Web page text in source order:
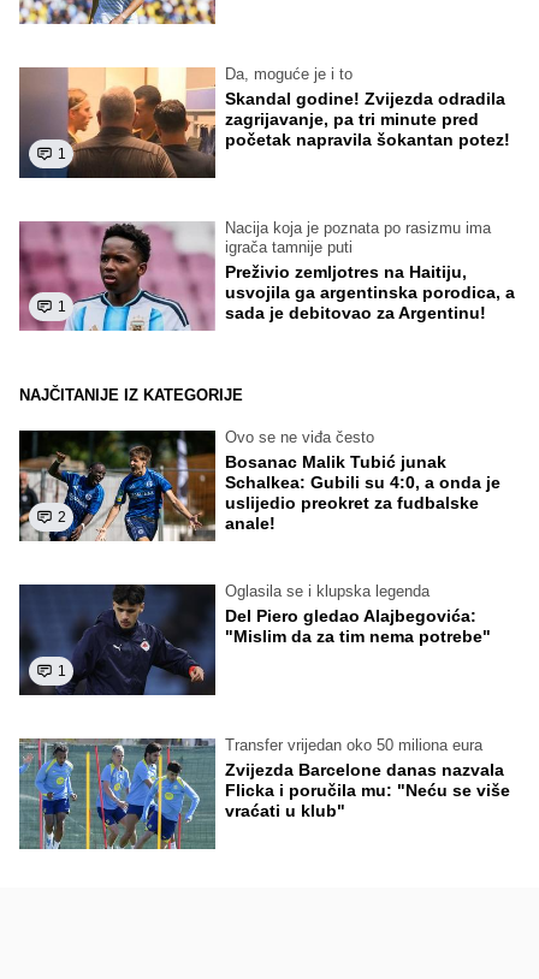
1
Da, moguće je i to
Skandal godine! Zvijezda odradila
zagrijavanje, pa tri minute pred
početak napravila šokantan potez!
1
Nacija koja je poznata po rasizmu ima
igrača tamnije puti
Preživio zemljotres na Haitiju,
usvojila ga argentinska porodica, a
sada je debitovao za Argentinu!
NAJČITANIJE IZ KATEGORIJE
2
Ovo se ne viđa često
Bosanac Malik Tubić junak
Schalkea: Gubili su 4:0, a onda je
uslijedio preokret za fudbalske
anale!
1
Oglasila se i klupska legenda
Del Piero gledao Alajbegovića:
"Mislim da za tim nema potrebe"
Transfer vrijedan oko 50 miliona eura
Zvijezda Barcelone danas nazvala
Flicka i poručila mu: "Neću se više
vraćati u klub"